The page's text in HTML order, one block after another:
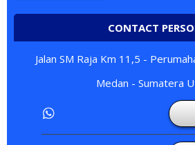
CONTACT
Jalan SM Raja Km 11,5 -
Medan - Sumatera